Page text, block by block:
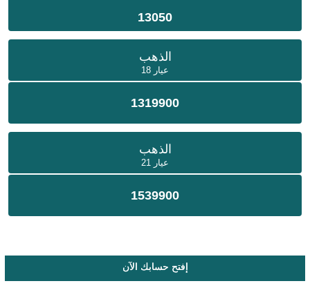
13050
الذهب
عيار 18
1319900
الذهب
عيار 21
1539900
إفتح حسابك الآن